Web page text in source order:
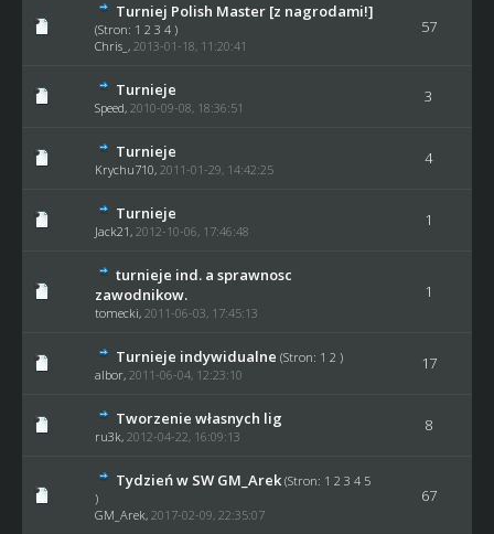
Turniej Polish Master [z nagrodami!]
(Stron: 1 2 3 4 )
Chris_ , 2013-01-18, 11:20:41
57
Turnieje
Speed, 2010-09-08, 18:36:51
3
Turnieje
Krychu710, 2011-01-29, 14:42:25
4
Turnieje
Jack21, 2012-10-06, 17:46:48
1
turnieje ind. a sprawnosc
zawodnikow.
tomecki, 2011-06-03, 17:45:13
1
Turnieje indywidualne (Stron: 1 2 )
albor, 2011-06-04, 12:23:10
17
Tworzenie własnych lig
ru3k, 2012-04-22, 16:09:13
8
Tydzień w SW GM_Arek (Stron: 1 2 3 4 5
)
GM_Arek, 2017-02-09, 22:35:07
67